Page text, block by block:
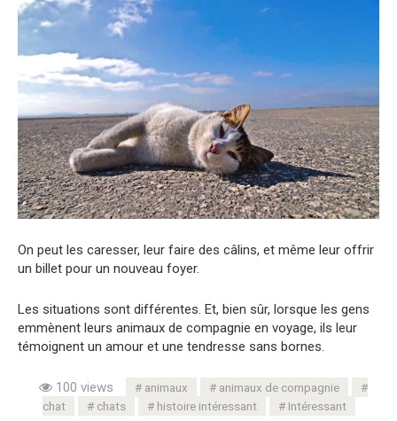
On peut les caresser, leur faire des câlins, et même leur offrir
un billet pour un nouveau foyer.
Les situations sont différentes. Et, bien sûr, lorsque les gens
emmènent leurs animaux de compagnie en voyage, ils leur
témoignent un amour et une tendresse sans bornes.
100 views animaux
animaux de compagnie
chat
chats histoire intéressant Intéressant